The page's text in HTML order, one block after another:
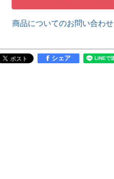
商品についてのお問い合わせ
シェア